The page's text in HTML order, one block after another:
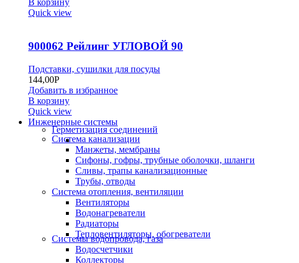
В корзину
Quick view
900062 Рейлинг УГЛОВОЙ 90
Подставки, сушилки для посуды
144,00Р
Добавить в избранное
В корзину
Quick view
Инженерные системы
Герметизация соединений
Система канализации
Манжеты, мембраны
Сифоны, гофры, трубные оболочки, шланги
Сливы, трапы канализационные
Трубы, отводы
Система отопления, вентиляции
Вентиляторы
Водонагреватели
Радиаторы
Тепловентиляторы, обогреватели
Системы водопровода, газа
Водосчетчики
Коллекторы